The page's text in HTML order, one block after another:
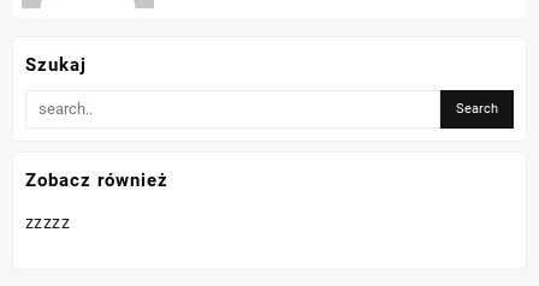
Szukaj
Zobacz również
zzzzz